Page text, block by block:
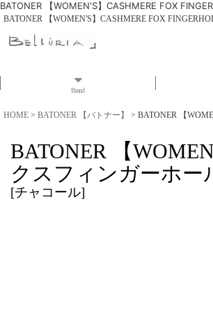
BATONER 【WOMEN'S】CASHMERE FOX
BATONER 【WOMEN'S】CASHMERE FOX
Brand
HOME > BATONER 【バトナー】 > BATONER 【
BATONER 【
クスフィンガーホー
[チャコール]